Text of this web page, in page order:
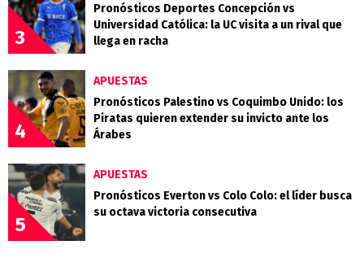
3
Pronósticos Deportes Concepción vs
Universidad Católica: la UC visita a un rival que
llega en racha
4
APUESTAS
Pronósticos Palestino vs Coquimbo Unido: los
Piratas quieren extender su invicto ante los
Árabes
5
APUESTAS
Pronósticos Everton vs Colo Colo: el líder busca
su octava victoria consecutiva